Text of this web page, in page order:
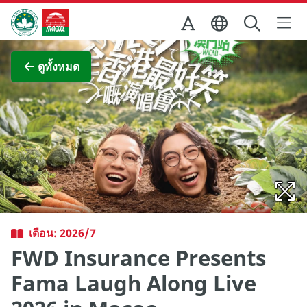
Skip to Main Content
สำนักงานการท่องเที่ยวของรัฐบาลมาเก๊า
ดูทั้งหมด
ภาพขยาย
เดือน: 2026/7
FWD Insurance Presents
Fama Laugh Along Live